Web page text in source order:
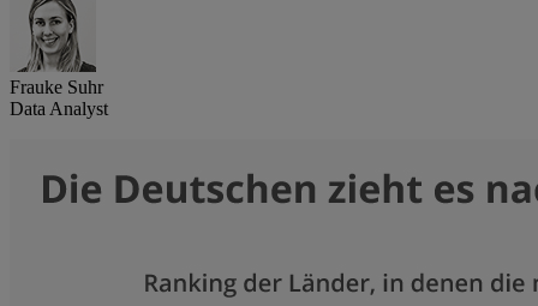
Frauke Suhr
Data Analyst